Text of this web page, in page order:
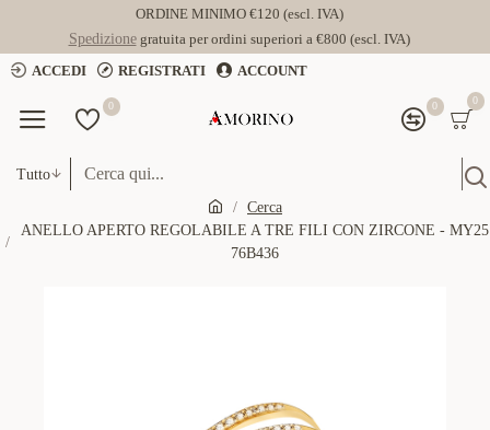
ORDINE MINIMO €120 (escl. IVA)
Spedizionegratuita per ordini superiori a €800 (escl. IVA)
ACCEDI
REGISTRATI ACCOUNT
0 0 0
Tutto
Cerca
ANELLO APERTO REGOLABILE A TRE FILI CON ZIRCONE - MY25
76B436